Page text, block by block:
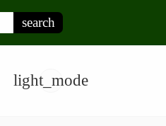
Aktif, Transparansi &
search
light_mode